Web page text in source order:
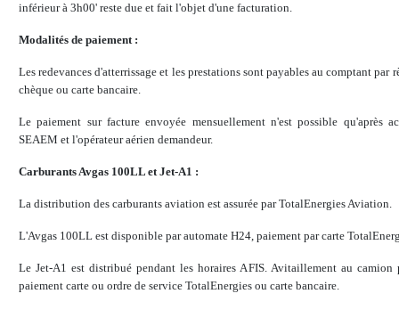
inférieur à 3h00' reste due et fait l'objet d'une facturation.
Modalités de paiement :
Les redevances d'atterrissage et les prestations sont payables au comptant par
chèque ou carte bancaire.
Le paiement sur facture envoyée mensuellement n'est possible qu'après
SEAEM et l'opérateur aérien demandeur.
Carburants Avgas 100LL et Jet-A1 :
La distribution des carburants aviation est assurée par TotalEnergies Aviation.
L'Avgas 100LL est disponible par automate H24, paiement par carte
Le Jet-A1 est distribué pendant les horaires AFIS. Avitaillement au camion
paiement carte ou ordre de service TotalEnergies ou carte bancaire.